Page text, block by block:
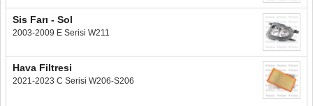
Sis Farı - Sol
2003-2009 E Serisi W211
Hava Filtresi
2021-2023 C Serisi W206-S206